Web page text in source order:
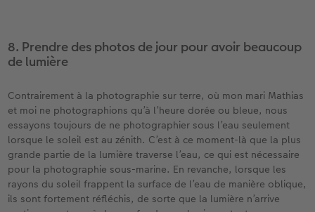
8. Prendre des photos de jour pour avoir beaucoup
de lumière
Contrairement à la photographie sur terre, où mon mari Mathias
et moi ne photographions qu’à l’heure dorée ou bleue, nous
essayons toujours de ne photographier sous l’eau seulement
lorsque le soleil est au zénith. C’est à ce moment-là que la plus
grande partie de la lumière traverse l’eau, ce qui est nécessaire
pour la photographie sous-marine. En revanche, lorsque les
rayons du soleil frappent la surface de l’eau de manière oblique,
ils sont fortement réfléchis, de sorte que la lumière n’arrive